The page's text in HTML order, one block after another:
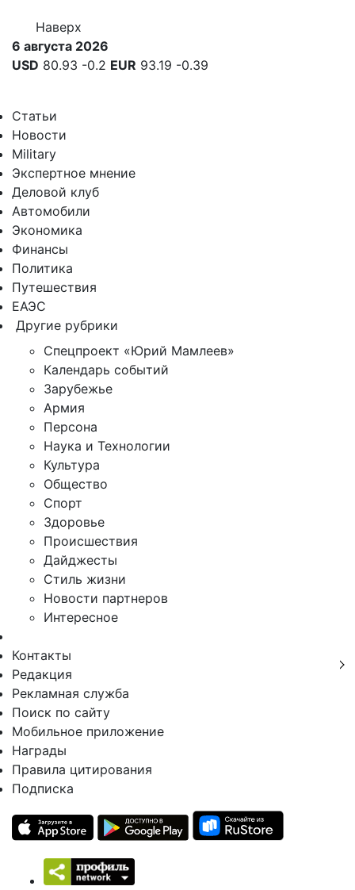
Наверх
6 августа 2026
USD 80.93 -0.2 EUR 93.19 -0.39
Статьи
Новости
Military
Экспертное мнение
Деловой клуб
Автомобили
Экономика
Финансы
Политика
Путешествия
ЕАЭС
Другие рубрики
Спецпроект «Юрий Мамлеев»
Календарь событий
Зарубежье
Армия
Персона
Наука и Технологии
Культура
Общество
Спорт
Здоровье
Происшествия
Дайджесты
Стиль жизни
Новости партнеров
Интересное
Контакты
Редакция
Рекламная служба
Поиск по сайту
Мобильное приложение
Награды
Правила цитирования
Подписка